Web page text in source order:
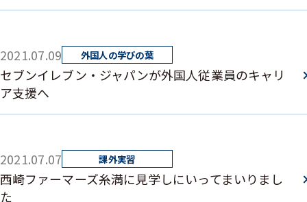
2021.07.09
セブンイレブン・ジャパンが外国人従業員のキャリ
ア支援へ
2021.07.07
西崎ファーマーズ糸満に見学しにいってまいりまし
た